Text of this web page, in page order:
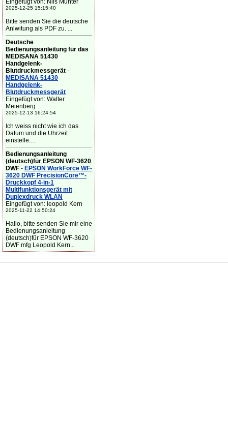
Eingefügt von: Nils Münter
2025-12-25 15:15:40
Bitte senden Sie die deutsche
Anlwitung als PDF zu. ...
Deutsche
Bedienungsanleitung für das
MEDISANA 51430
Handgelenk-
Blutdruckmessgerät -
MEDISANA 51430
Handgelenk-
Blutdruckmessgerät
Eingefügt von: Walter
Meienberg
2025-12-13 16:24:54
Ich weiss nicht wie ich das
Datum und die Uhrzeit
einstelle....
Bedienungsanleitung
(deutsch)für EPSON WF-3620
DWF - EPSON WorkForce WF-
3620 DWF PrecisionCore™-
Druckkopf 4-in-1
Multifunktionsgerät mit
Duplexdruck WLAN
Eingefügt von: leopold Kern
2025-11-22 14:50:24
Hallo, bitte senden Sie mir eine
Bedienungsanleitung
(deutsch)für EPSON WF-3620
DWF mfg Leopold Kern...